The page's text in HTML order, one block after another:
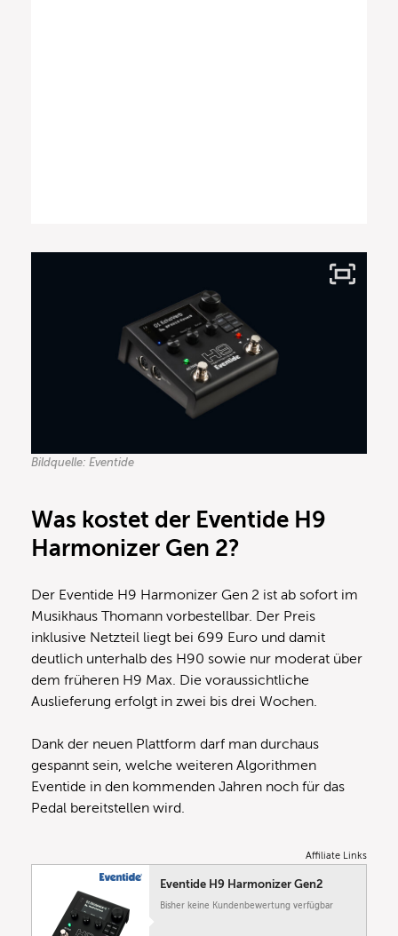
Bildquelle: Eventide
Was kostet der Eventide H9
Harmonizer Gen 2?
Der Eventide H9 Harmonizer Gen 2 ist ab sofort im
Musikhaus Thomann vorbestellbar. Der Preis
inklusive Netzteil liegt bei 699 Euro und damit
deutlich unterhalb des H90 sowie nur moderat über
dem früheren H9 Max. Die voraussichtliche
Auslieferung erfolgt in zwei bis drei Wochen.
Dank der neuen Plattform darf man durchaus
gespannt sein, welche weiteren Algorithmen
Eventide in den kommenden Jahren noch für das
Pedal bereitstellen wird.
Affiliate Links
Eventide H9 Harmonizer Gen2
Bisher keine Kundenbewertung verfügbar